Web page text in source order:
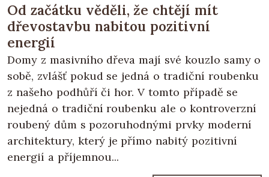
Od začátku věděli, že chtějí mít
dřevostavbu nabitou pozitivní
energií
Domy z masivního dřeva mají své kouzlo samy o
sobě, zvlášť pokud se jedná o tradiční roubenku
z našeho podhůří či hor. V tomto případě se
nejedná o tradiční roubenku ale o kontroverzní
roubený dům s pozoruhodnými prvky moderní
architektury, který je přímo nabitý pozitivní
energií a příjemnou...